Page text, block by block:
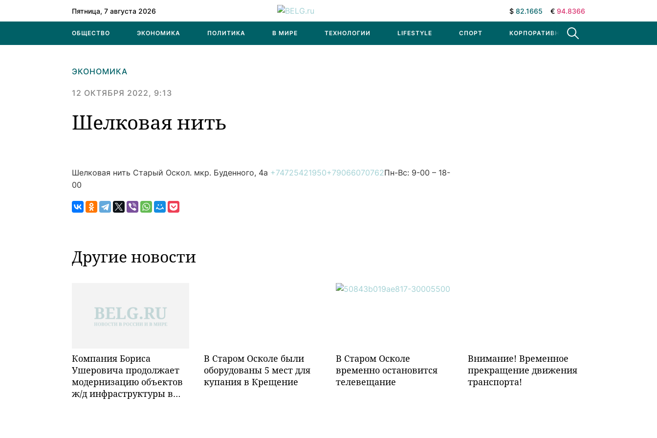
Пятница, 7 августа 2026 $ 82.1665 € 94.8366
ОБЩЕСТВО ЭКОНОМИКА ПОЛИТИКА В МИРЕ ТЕХНОЛОГИИ LIFESTYLE СПОРТ КОРПОРАТИВНЫЕ НОВОСТИ
ЭКОНОМИКА
12 ОКТЯБРЯ 2022, 9:13
Шелковая нить
Шелковая нить Старый Оскол. мкр. Буденного, 4а +74725421950+79066070762Пн-Вс: 9-00 – 18-
00
Другие новости
Компания Бориса
Ушеровича продолжает
модернизацию объектов
ж/д инфраструктуры в
В Старом Осколе были
оборудованы 5 мест для
купания в Крещение
В Старом Осколе
временно остановится
телевещание
Внимание! Временное
прекращение движения
транспорта!